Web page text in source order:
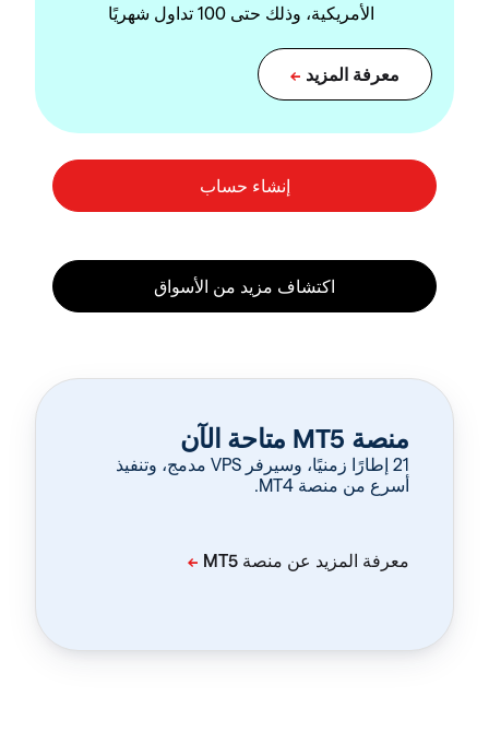
الأمريكية، وذلك حتى 100 تداول شهريًا
منصة MT5 متاحة الآن
‏21 إطارًا زمنيًا، وسيرفر VPS مدمج، وتنفيذ
أسرع من منصة MT4.